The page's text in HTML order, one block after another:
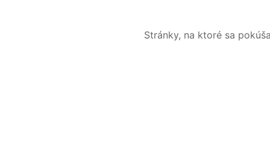
Stránky, na ktoré sa